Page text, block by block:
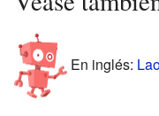
En inglés: